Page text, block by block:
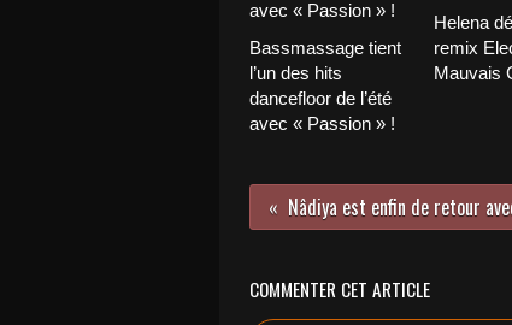
Bassmassage tient
l’un des hits
dancefloor de l’été
avec « Passion » !
Helena
remix
Mauvais
Nâdiya est enfin de retour
COMMENTER CET ARTICLE